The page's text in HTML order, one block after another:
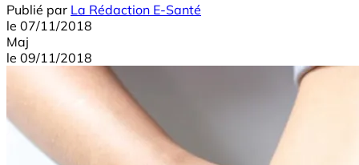
Publié par La Rédaction E-Santé
le 07/11/2018
Maj
le 09/11/2018